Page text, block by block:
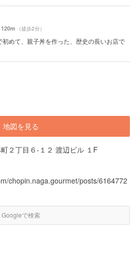
120m （徒歩2分）
初めて、親子丼を作った、歴史の長いお店で
地図を見る
２丁目６-１２ 渡辺ビル １F
chopin.naga.gourmet/posts/6164772
Googleで検索